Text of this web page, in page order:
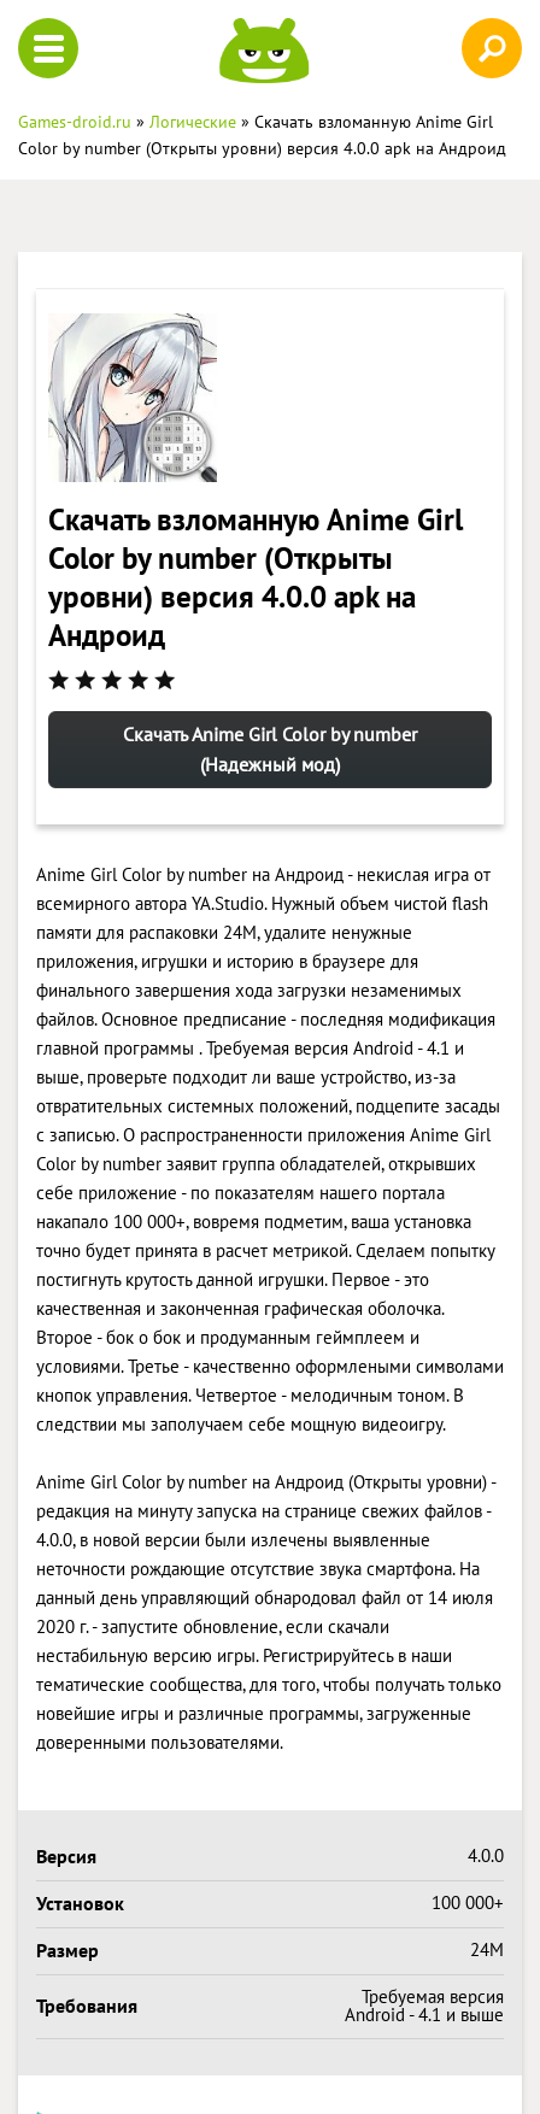
Games-droid.ru » Логические » Скачать взломанную Anime Girl
Color by number (Открыты уровни) версия 4.0.0 apk на Андроид
Скачать взломанную Anime Girl
Color by number (Открыты
уровни) версия 4.0.0 apk на
Андроид
Скачать Anime Girl Color by number
(Надежный мод)
Anime Girl Color by number на Андроид - некислая игра от
всемирного автора YA.Studio. Нужный объем чистой flash
памяти для распаковки 24M, удалите ненужные
приложения, игрушки и историю в браузере для
финального завершения хода загрузки незаменимых
файлов. Основное предписание - последняя модификация
главной программы . Требуемая версия Android - 4.1 и
выше, проверьте подходит ли ваше устройство, из-за
отвратительных системных положений, подцепите засады
с записью. О распространенности приложения Anime Girl
Color by number заявит группа обладателей, открывших
себе приложение - по показателям нашего портала
накапало 100 000+, вовремя подметим, ваша установка
точно будет принята в расчет метрикой. Сделаем попытку
постигнуть крутость данной игрушки. Первое - это
качественная и законченная графическая оболочка.
Второе - бок о бок и продуманным геймплеем и
условиями. Третье - качественно оформлеными символами
кнопок управления. Четвертое - мелодичным тоном. В
следствии мы заполучаем себе мощную видеоигру.
Anime Girl Color by number на Андроид (Открыты уровни) -
редакция на минуту запуска на странице свежих файлов -
4.0.0, в новой версии были излечены выявленные
неточности рождающие отсутствие звука смартфона. На
данный день управляющий обнародовал файл от 14 июля
2020 г. - запустите обновление, если скачали
нестабильную версию игры. Регистрируйтесь в наши
тематические сообщества, для того, чтобы получать только
новейшие игры и различные программы, загруженные
доверенными пользователями.
Версия 4.0.0
Установок 100 000+
Размер 24M
Требования Требуемая версия
Android - 4.1 и выше